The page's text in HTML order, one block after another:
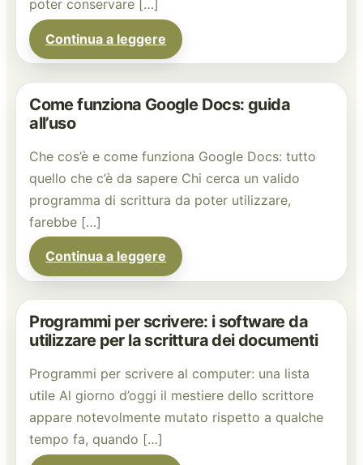
poter conservare […]
Continua a leggere
Come funziona Google Docs: guida
all’uso
Che cos’è e come funziona Google Docs: tutto
quello che c’è da sapere Chi cerca un valido
programma di scrittura da poter utilizzare,
farebbe […]
Continua a leggere
Programmi per scrivere: i software da
utilizzare per la scrittura dei documenti
Programmi per scrivere al computer: una lista
utile Al giorno d’oggi il mestiere dello scrittore
appare notevolmente mutato rispetto a qualche
tempo fa, quando […]